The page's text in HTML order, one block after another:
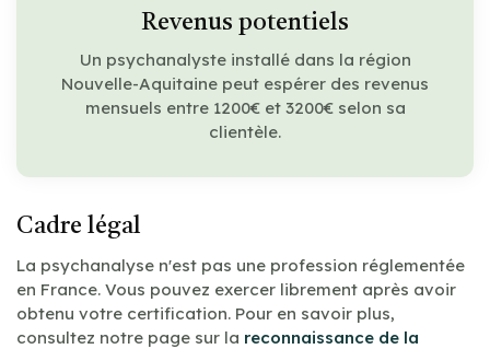
Revenus potentiels
Un psychanalyste installé dans la région
Nouvelle-Aquitaine peut espérer des revenus
mensuels entre 1200€ et 3200€ selon sa
clientèle.
Cadre légal
La psychanalyse n'est pas une profession réglementée
en France. Vous pouvez exercer librement après avoir
obtenu votre certification. Pour en savoir plus,
consultez notre page sur la reconnaissance de la